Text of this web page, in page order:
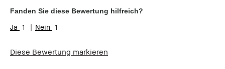
Fanden Sie diese Bewertung hilfreich?
1 1
Diese Bewertung markieren